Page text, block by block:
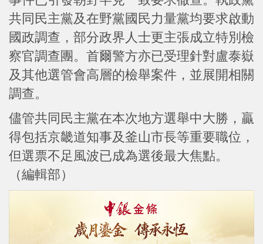
共同民主黨及在野黨國民力量黨均要求啟動
國政調查，部分政界人士更主張成立特別檢
察官調查團。首爾警方亦已受理針對盧泰嶽
及其他選管會高層的檢舉案件，並展開相關
調查。
儘管共同民主黨在本次地方選舉中大勝，贏
得包括京畿道知事及釜山市長等重要職位，
但選票不足風波已成為選後最大焦點。
（編輯部）